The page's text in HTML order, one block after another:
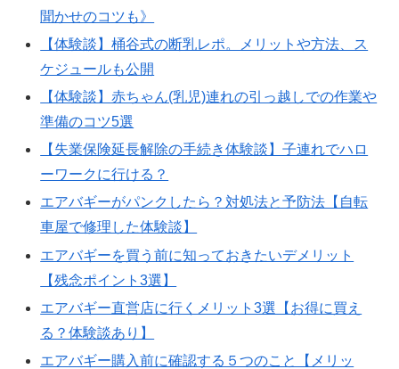
聞かせのコツも》
【体験談】桶谷式の断乳レポ。メリットや方法、ス
ケジュールも公開
【体験談】赤ちゃん(乳児)連れの引っ越しでの作業や
準備のコツ5選
【失業保険延長解除の手続き体験談】子連れでハロ
ーワークに行ける？
エアバギーがパンクしたら？対処法と予防法【自転
車屋で修理した体験談】
エアバギーを買う前に知っておきたいデメリット
【残念ポイント3選】
エアバギー直営店に行くメリット3選【お得に買え
る？体験談あり】
エアバギー購入前に確認する５つのこと【メリッ